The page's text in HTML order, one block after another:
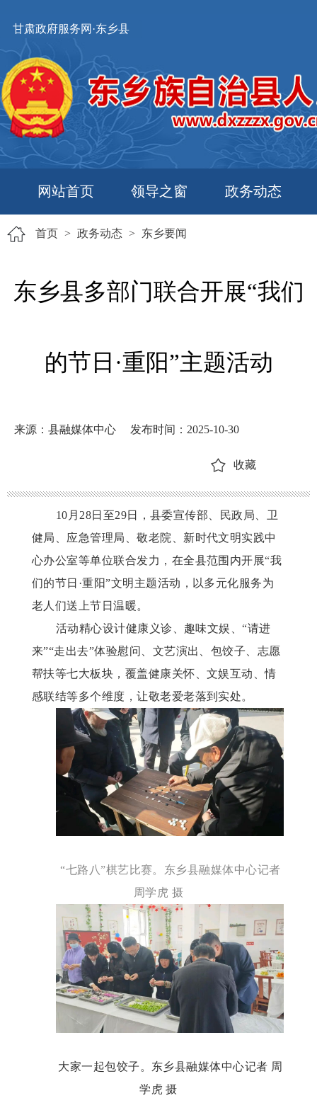
甘肃政府服务网·东乡县
网站首页 领导之窗 政务动态
首页 > 政务动态 > 东乡要闻
东乡县多部门联合开展“我们
的节日·重阳”主题活动
来源：县融媒体中心 发布时间：2025-10-30
收藏
10月28日至29日，县委宣传部、民政局、卫
健局、应急管理局、敬老院、新时代文明实践中
心办公室等单位联合发力，在全县范围内开展“我
们的节日·重阳”文明主题活动，以多元化服务为
老人们送上节日温暖。
活动精心设计健康义诊、趣味文娱、“请进
来”“走出去”体验慰问、文艺演出、包饺子、志愿
帮扶等七大板块，覆盖健康关怀、文娱互动、情
感联结等多个维度，让敬老爱老落到实处。
“七路八”棋艺比赛。东乡县融媒体中心记者
周学虎 摄
大家一起包饺子。东乡县融媒体中心记者 周
学虎 摄